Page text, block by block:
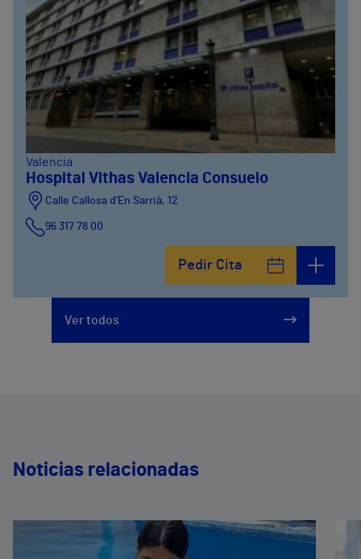
Valencia
Hospital Vithas Valencia Consuelo
Calle Callosa d’En Sarrià, 12
96 317 78 00
Pedir Cita
Ver todos
Noticias relacionadas